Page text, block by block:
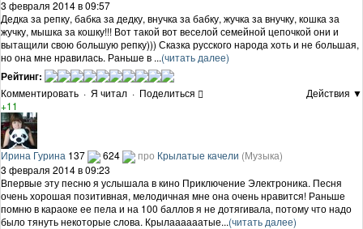
3 февраля 2014 в 09:57
Дедка за репку, бабка за дедку, внучка за бабку, жучка за внучку, кошка за
жучку, мышка за кошку!!! Вот такой вот веселой семейной цепочкой они и
вытащили свою большую репку))) Сказка русского народа хоть и не большая,
но она мне нравилась. Раньше в ...(читать далее)
Рейтинг:
Комментировать · Я читал · Поделиться
Действия ▼
+11
Ирина Гурина 137 624 про Крылатые качели (Музыка)
3 февраля 2014 в 09:23
Впервые эту песню я услышала в кино Приключение Электроника. Песня
очень хорошая позитивная, мелодичная мне она очень нравится! Раньше
помню в караоке ее пела и на 100 баллов я не дотягивала, потому что надо
было тянуть некоторые слова. Крылаааааатые...(читать далее)